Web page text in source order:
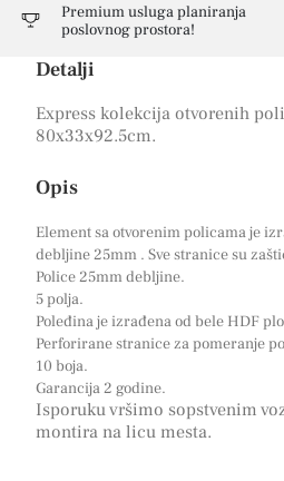
Premium usluga planiranja
poslovnog prostora!
Detalji
Express kolekcija otvorenih
80x33x92.5cm.
Opis
Element sa otvorenim policama je
debljine 25mm . Sve stranice su
Police 25mm debljine.
5 polja.
Poleđina je izrađena od bele HDF
Perforirane stranice za pomeranje
10 boja.
Garancija 2 godine.
Isporuku vršimo sopstvenim
montira na licu mesta.